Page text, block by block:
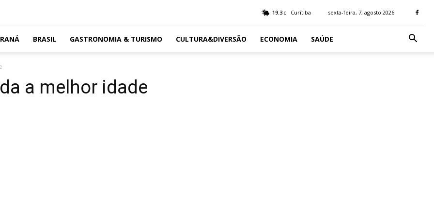
19.3 C Curitiba sexta-feira, 7, agosto 2026
BRASIL GASTRONOMIA & TURISMO CULTURA&DIVERSÃO ECONOMIA SAÚDE
a melhor idade